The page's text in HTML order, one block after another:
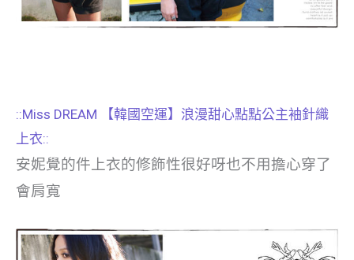
::Miss DREAM 【韓國空運】浪漫甜心點點公主袖針織
上衣::
安妮覺的件上衣的修飾性很好呀也不用擔心穿了
會肩寬